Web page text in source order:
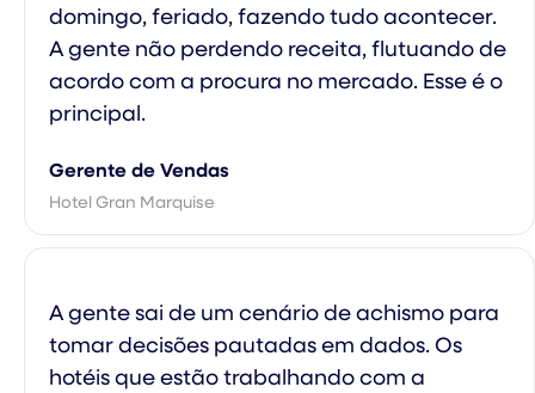
domingo, feriado, fazendo tudo acontecer.
A gente não perdendo receita, flutuando de
acordo com a procura no mercado. Esse é o
principal.
Gerente de Vendas
Hotel Gran Marquise
A gente sai de um cenário de achismo para
tomar decisões pautadas em dados. Os
hotéis que estão trabalhando com a